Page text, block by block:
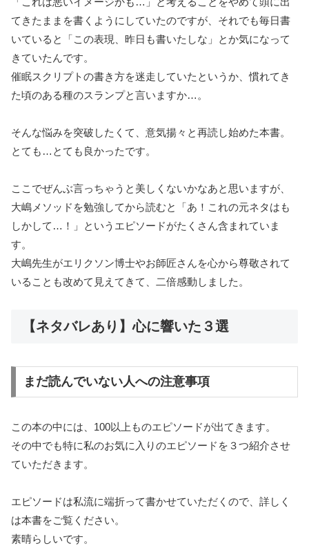
てきたままを書くようにしていたのですが、それでも毎日書
いていると「この表現、昨日も書いたしな」とか気になって
きていたんです。
催眠スクリプトの書き方を迷走していたというか、慣れてき
た頃のある種のスランプと言いますか…。
そんな悩みを突破したくて、意気揚々と再読し始めた本書。
とても…とても良かったです。
ここでぜんぶ言っちゃうと美しくないかなあと思いますが、
大嶋メソッドを勉強してから読むと「あ！これの元ネタはも
しかして…！」というエピソードがたくさん含まれていま
す。
大嶋先生がエリクソン博士やお師匠さんを心から尊敬されて
いることも改めて見えてきて、二倍感動しました。
【ネタバレあり】心に響いた３選
まだ読んでいない人への注意事項
この本の中には、100以上ものエピソードが出てきます。
その中でも特に私のお気に入りのエピソードを３つ紹介させ
ていただきます。
エピソードは私流に端折って書かせていただくので、詳しく
は本書をご覧ください。
素晴らしいです。